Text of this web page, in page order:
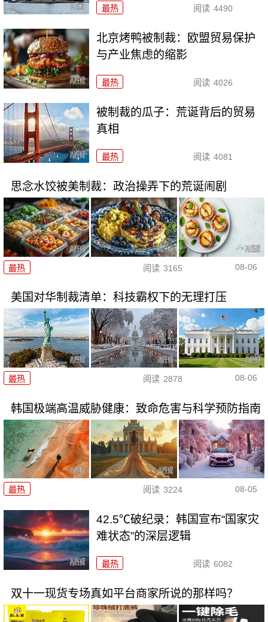
最热 阅读 4490
北京烤鸭被制裁：欧盟贸易保护
与产业焦虑的缩影
最热 阅读 4026
被制裁的瓜子：荒诞背后的贸易
真相
最热 阅读 4081
思念水饺被美制裁：政治操弄下的荒诞闹剧
最热 阅读 3165 08-06
美国对华制裁清单：科技霸权下的无理打压
最热 阅读 2878 08-06
韩国极端高温威胁健康：致命危害与科学预防指南
最热 阅读 3224 08-05
42.5℃破纪录：韩国宣布“国家灾
难状态”的深层逻辑
最热 阅读 6082
双十一现货专场真如平台商家所说的那样吗？